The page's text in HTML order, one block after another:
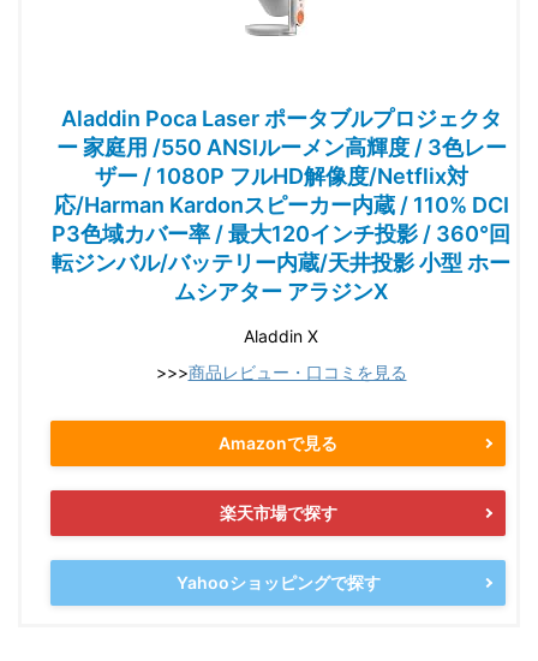
Aladdin Poca Laser ポータブルプロジェクタ
ー 家庭用 /550 ANSIルーメン高輝度 / 3色レー
ザー / 1080P フルHD解像度/Netflix対
応/Harman Kardonスピーカー内蔵 / 110% DCI
P3色域カバー率 / 最大120インチ投影 / 360°回
転ジンバル/バッテリー内蔵/天井投影 小型 ホー
ムシアター アラジンⅩ
Aladdin X
>>>商品レビュー・口コミを見る
Amazonで見る
楽天市場で探す
Yahooショッピングで探す